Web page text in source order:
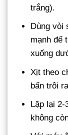
trắng).
Dùng vòi
mạnh để
xuống
Xịt theo
bẩn trôi
Lặp lại
không